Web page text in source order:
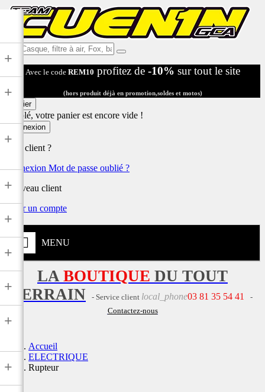
Ex:
Casque,
filtre
air,
Fox,
...
Avec le code REM10 profitez de -10% sur tout le site
(hors produit déjà en promotion,soldes et motos)
Panier
Désolé, votre panier est encore vide !
Connexion
Déjà client ?
Connexion Mot de passe oublié ?
Nouveau client
Créer un compte
MENU
+
+
+
+
+
+
+
+
+
LA BOUTIQUE DU TOUT
TERRAIN
- Service client local_phone03 81 35 54 41
-
Contactez-nous
Accueil
ELECTRIQUE
Rupteur